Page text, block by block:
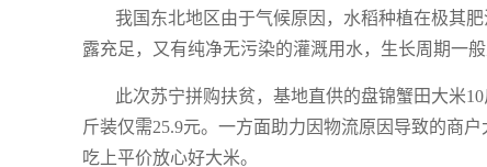
我国东北地区由于气候原因，水稻种植在极其
露充足，又有纯净无污染的灌溉用水，生长周期一
此次苏宁拼购扶贫，基地直供的盘锦蟹田大米
斤装仅需25.9元。一方面助力因物流原因导致的商
吃上平价放心好大米。